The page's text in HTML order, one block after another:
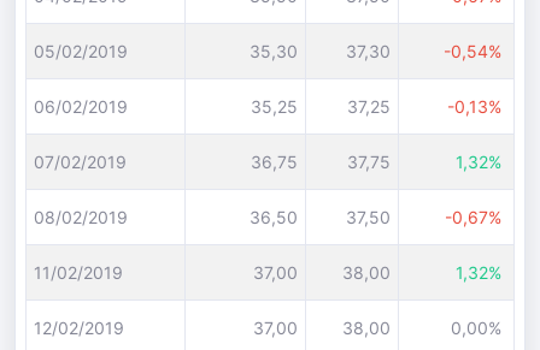
05/02/2019 35,30 37,30 -0,54%
06/02/2019 35,25 37,25 -0,13%
07/02/2019 36,75 37,75 1,32%
08/02/2019 36,50 37,50 -0,67%
11/02/2019 37,00 38,00 1,32%
12/02/2019 37,00 38,00 0,00%